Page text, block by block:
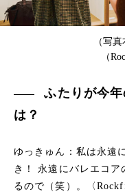
ふたりが今
は？
ゆっきゅん：私は永遠
き！ 永遠にバレエコア
るので（笑）。〈
（写
（